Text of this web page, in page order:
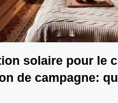
solaire pour le
de campagne: